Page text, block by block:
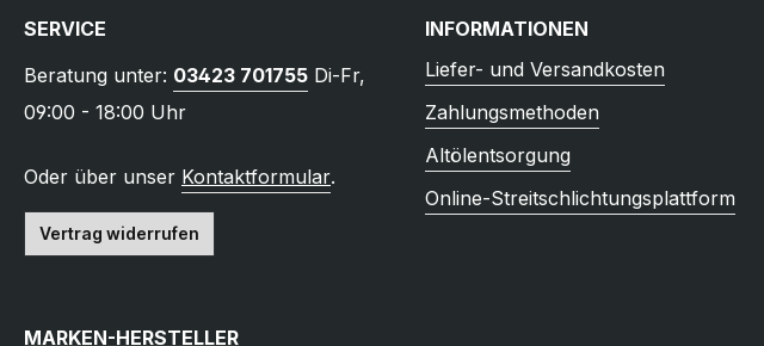
SERVICE
Beratung unter: 03423 701755 Di-Fr,
09:00 - 18:00 Uhr
Oder über unser Kontaktformular.
Vertrag widerrufen
INFORMATIONEN
Liefer- und Versandkosten
Zahlungsmethoden
Altölentsorgung
Online-Streitschlichtungsplattform
MARKEN-HERSTELLER